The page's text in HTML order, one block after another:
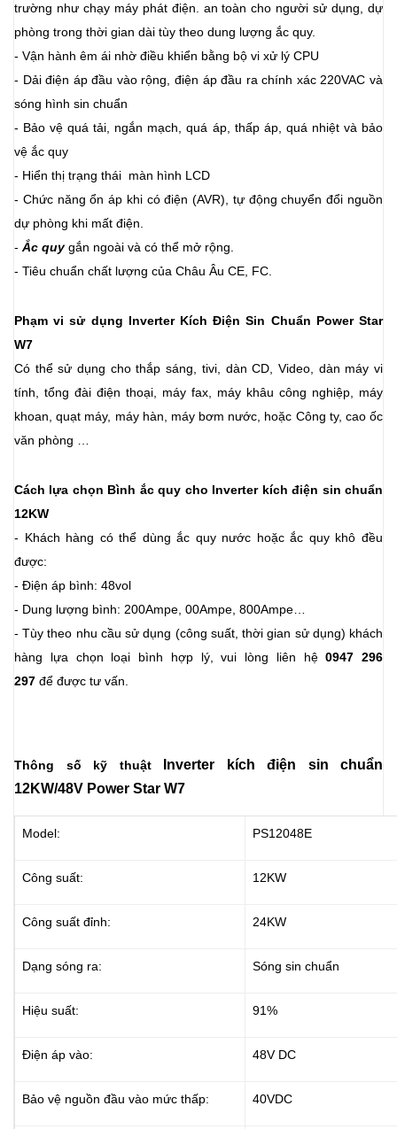
trường như chạy máy phát điện. an toàn cho người sử dụng, dự
phòng trong thời gian dài tùy theo dung lượng ắc quy.
- Vận hành êm ái nhờ điều khiển bằng bộ vi xử lý CPU
- Dải điện áp đầu vào rộng, điện áp đầu ra chính xác 220VAC và
sóng hình sin chuẩn
- Bảo vệ quá tải, ngắn mạch, quá áp, thấp áp, quá nhiệt và bảo
vệ ắc quy
- Hiển thị trạng thái màn hình LCD
- Chức năng ổn áp khi có điện (AVR), tự động chuyển đổi nguồn
dự phòng khi mất điện.
- Ắc quy gắn ngoài và có thể mở rộng.
- Tiêu chuẩn chất lượng của Châu Âu CE, FC.
Phạm vi sử dụng Inverter Kích Điện Sin Chuẩn Power Star
W7
Có thể sử dụng cho thắp sáng, tivi, dàn CD, Video, dàn máy vi
tính, tổng đài điện thoại, máy fax, máy khâu công nghiệp, máy
khoan, quạt máy, máy hàn, máy bơm nước, hoặc Công ty, cao ốc
văn phòng …
Cách lựa chọn Bình ắc quy cho Inverter kích điện sin chuẩn
12KW
- Khách hàng có thể dùng ắc quy nước hoặc ắc quy khô đều
được:
- Điện áp bình: 48vol
- Dung lượng bình: 200Ampe, 00Ampe, 800Ampe…
- Tùy theo nhu cầu sử dụng (công suất, thời gian sử dụng) khách
hàng lựa chọn loại bình hợp lý, vui lòng liên hệ0947 296
297 để được tư vấn.
Thông số kỹ thuật Inverter
kích điện sin chuẩn
12KW/48V Power Star W7
Model: PS12048E
Công suất: 12KW
Công suất đỉnh: 24KW
Dạng sóng ra: Sóng sin chuẩn
Hiệu suất: 91%
Điện áp vào: 48V DC
Bảo vệ nguồn đầu vào mức thấp: 40VDC